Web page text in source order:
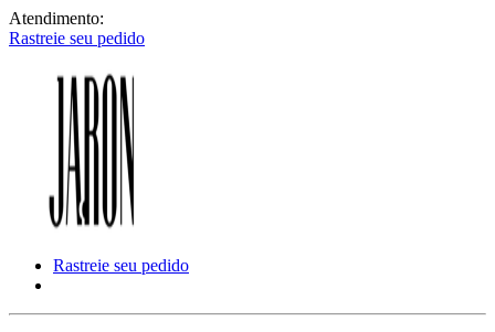
Atendimento:
Rastreie seu pedido
Rastreie seu pedido